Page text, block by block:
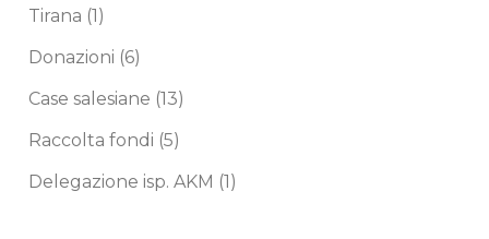
Tirana (1)
Donazioni (6)
Case salesiane (13)
Raccolta fondi (5)
Delegazione isp. AKM (1)